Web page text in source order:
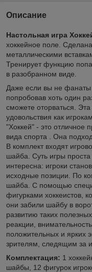
Описание
Настольная игра
хоккейное поле.
металлическими
Тренирует функцию
в разобранном виде.
Даже если вы не фанаты
попробовав хоть один
сможете оторваться.
удовольствия как
"Хоккей" - это отличное
вида спорта . Она
В комплект входят
шайба. Суть игры
интересна: игроки
исходные позиции. По
шайба. С помощью
фигурками хоккеистов,
они забили шайбу в
развитию таких
реакции,
положительных и ярких
зрителям, следящим за
Комплектация: 1
шайбы, 12 фигурок